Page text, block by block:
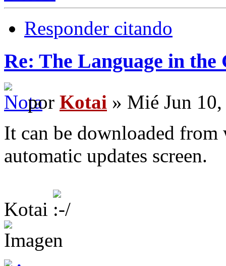
Responder citando
Re: The Language in the
por Kotai » Mié Jun
It can be downloaded
automatic updates screen.
Kotai